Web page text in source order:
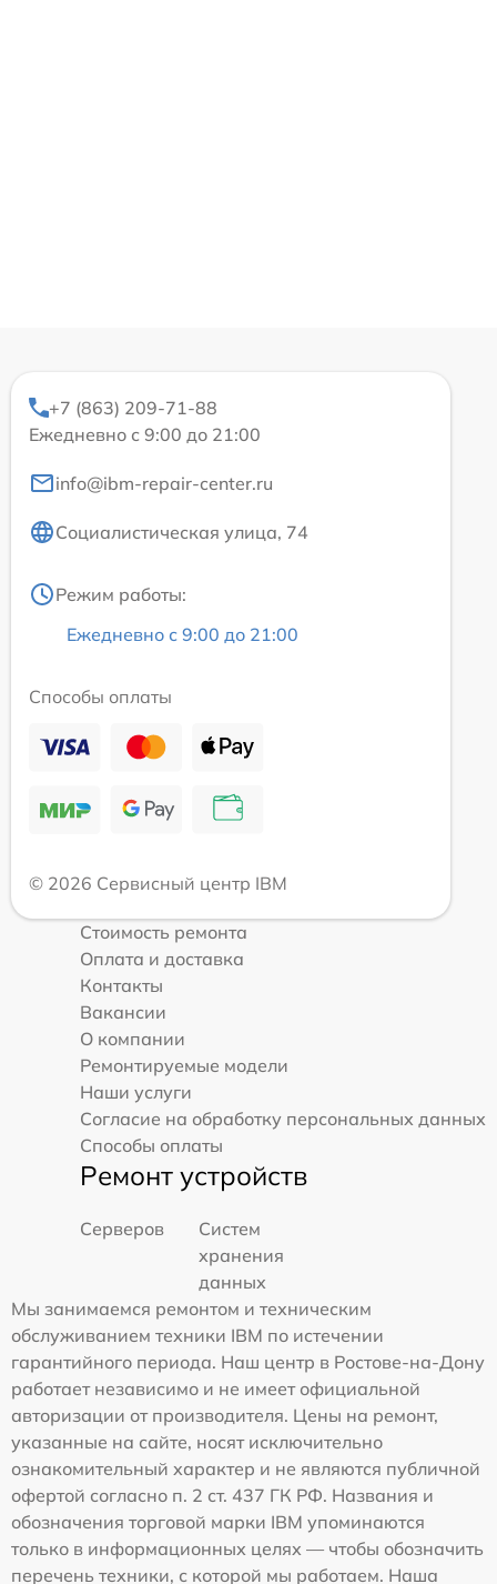
+7 (863) 209-71-88
Ежедневно с 9:00 до 21:00
info@ibm-repair-center.ru
Социалистическая улица, 74
Режим работы:
Ежедневно с 9:00 до 21:00
Способы оплаты
© 2026 Сервисный центр IBM
Стоимость ремонта
Оплата и доставка
Контакты
Вакансии
О компании
Ремонтируемые модели
Наши услуги
Согласие на обработку персональных данных
Способы оплаты
Ремонт устройств
Серверов
Систем
хранения
данных
Мы занимаемся ремонтом и техническим
обслуживанием техники IBM по истечении
гарантийного периода. Наш центр в Ростове-на-Дону
работает независимо и не имеет официальной
авторизации от производителя. Цены на ремонт,
указанные на сайте, носят исключительно
ознакомительный характер и не являются публичной
офертой согласно п. 2 ст. 437 ГК РФ. Названия и
обозначения торговой марки IBM упоминаются
только в информационных целях — чтобы обозначить
перечень техники, с которой мы работаем. Наша